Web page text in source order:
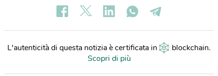
L'autenticità di questa notizia è certificata in blockchain.
Scopri di più